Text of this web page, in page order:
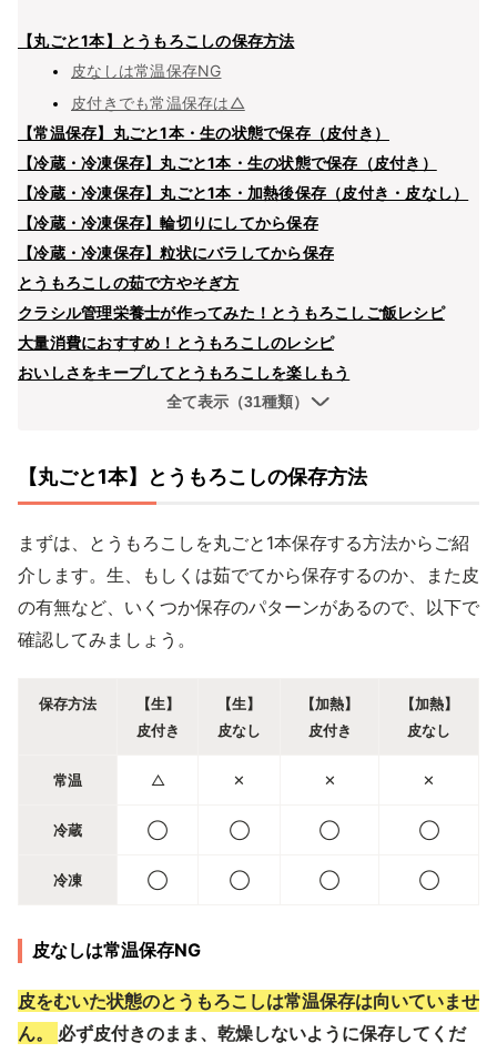
【丸ごと1本】とうもろこしの保存方法
皮なしは常温保存NG
皮付きでも常温保存は△
【常温保存】丸ごと1本・生の状態で保存（皮付き）
【冷蔵・冷凍保存】丸ごと1本・生の状態で保存（皮付き）
【冷蔵・冷凍保存】丸ごと1本・加熱後保存（皮付き・皮なし）
【冷蔵・冷凍保存】輪切りにしてから保存
【冷蔵・冷凍保存】粒状にバラしてから保存
とうもろこしの茹で方やそぎ方
クラシル管理栄養士が作ってみた！とうもろこしご飯レシピ
大量消費におすすめ！とうもろこしのレシピ
おいしさをキープしてとうもろこしを楽しもう
全て表示（31種類）
【丸ごと1本】とうもろこしの保存方法
まずは、とうもろこしを丸ごと1本保存する方法からご紹
介します。生、もしくは茹でてから保存するのか、また皮
の有無など、いくつか保存のパターンがあるので、以下で
確認してみましょう。
保存方法
【生】
皮付き
【生】
皮なし
【加熱】
皮付き
【加熱】
皮なし
常温 △ ✕ ✕ ✕
冷蔵 ◯ ◯ ◯ ◯
冷凍 ◯ ◯ ◯ ◯
皮なしは常温保存NG
皮をむいた状態のとうもろこしは常温保存は向いていませ
ん。
必ず皮付きのまま、乾燥しないように保存してくだ